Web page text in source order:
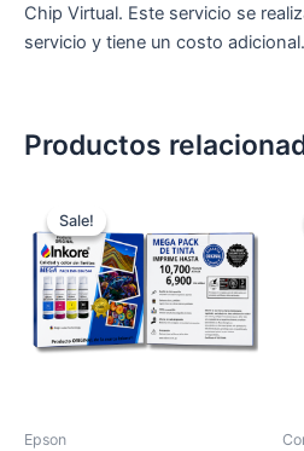
Chip Virtual. Este servicio se
servicio y tiene un costo adicional.
Productos
Sale!
Sale!
Epson
price
was:
S/ 60.00.
is:
S/ 55.00.